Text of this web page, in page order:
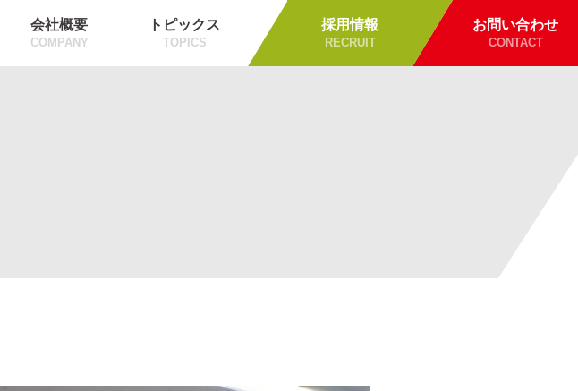
会社概要
COMPANY
トピックス
TOPICS
採用情報
RECRUIT
お問い合わせ
CONTACT